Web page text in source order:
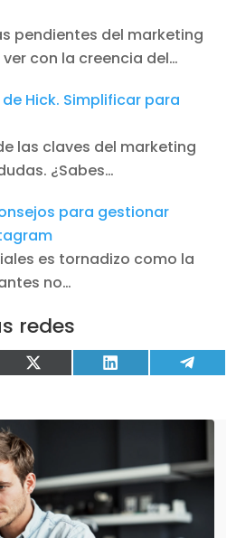
pendientes del marketing
con la creencia del…
de Hick. Simplificar para
las claves del marketing
¿Sabes…
para gestionar
es tornadizo como la
no…
redes
Compartir
en
X Compartir
en
LinkedIn
en